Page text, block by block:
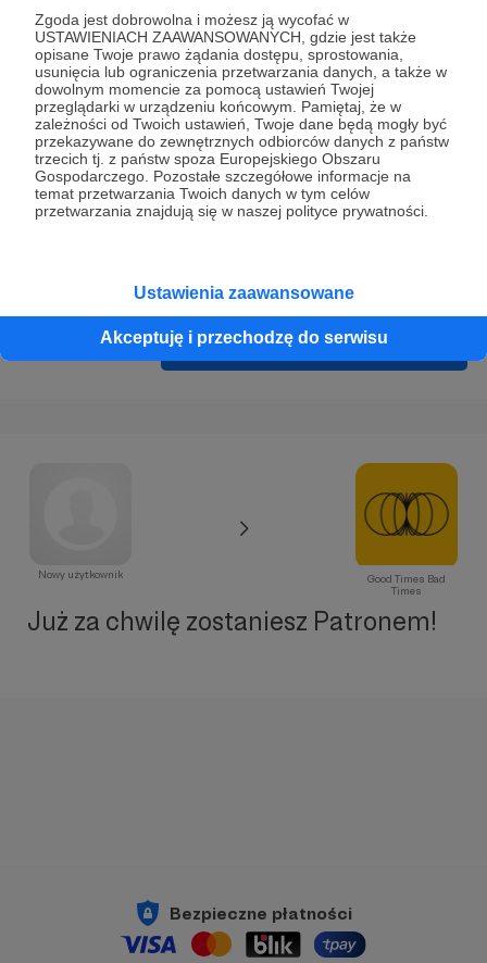
Zgoda jest dobrowolna i możesz ją wycofać w
USTAWIENIACH ZAAWANSOWANYCH, gdzie jest także
opisane Twoje prawo żądania dostępu, sprostowania,
usunięcia lub ograniczenia przetwarzania danych, a także w
dowolnym momencie za pomocą ustawień Twojej
przeglądarki w urządzeniu końcowym. Pamiętaj, że w
zależności od Twoich ustawień, Twoje dane będą mogły być
przekazywane do zewnętrznych odbiorców danych z państw
trzecich tj. z państw spoza Europejskiego Obszaru
Gospodarczego. Pozostałe szczegółowe informacje na
temat przetwarzania Twoich danych w tym celów
przetwarzania znajdują się w naszej polityce prywatności.
Ustawienia zaawansowane
Akceptuję i przechodzę do serwisu
* Wyrażam zgodę na przetwarzanie moich danych
osobowych podanych w formularzu rejestracyjnym w celu
prawidłowego świadczenia usług serwisu Patronite.
Wyrażam zgodę na otrzymywanie drogą elektroniczną
informacji handlowych - newslettera. Opcja ta może zostać
zmieniona w ustawieniach konta.
Cofnij Zarejestruj się i przejdź dalej
Nowy użytkownik
Good Times Bad
Times
Już za chwilę zostaniesz Patronem!
Bezpieczne płatności